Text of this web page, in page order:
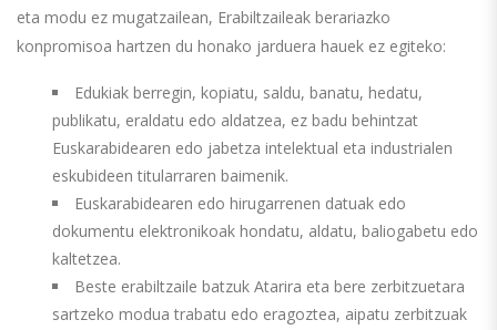
eta modu ez mugatzailean, Erabiltzaileak berariazko
konpromisoa hartzen du honako jarduera hauek ez egiteko:
Edukiak berregin, kopiatu, saldu, banatu, hedatu,
publikatu, eraldatu edo aldatzea, ez badu behintzat
Euskarabidearen edo jabetza intelektual eta industrialen
eskubideen titularraren baimenik.
Euskarabidearen edo hirugarrenen datuak edo
dokumentu elektronikoak hondatu, aldatu, baliogabetu edo
kaltetzea.
Beste erabiltzaile batzuk Atarira eta bere zerbitzuetara
sartzeko modua trabatu edo eragoztea, aipatu zerbitzuak